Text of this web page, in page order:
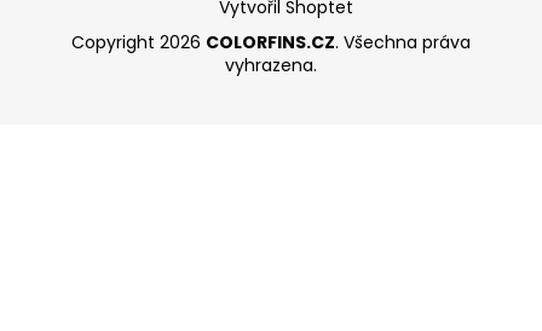
Vytvořil Shoptet
Copyright 2026 COLORFINS.CZ. Všechna práva
vyhrazena.